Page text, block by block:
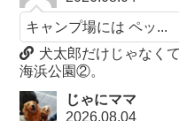
キャンプ場には ペッ...
犬太郎だけじゃなく
海浜公園②。
じゃにママ
2026.08.04